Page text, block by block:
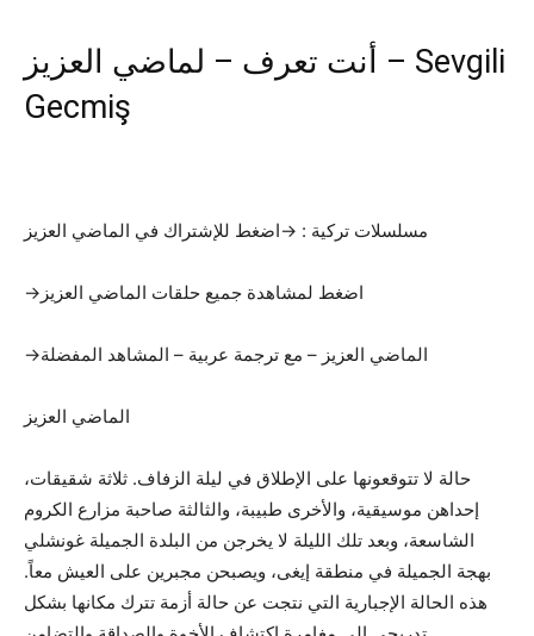
أنت تعرف – لماضي العزيز – Sevgili
Gecmiş
مسلسلات تركية : →اضغط للإشتراك في الماضي العزيز
→اضغط لمشاهدة جميع حلقات الماضي العزيز
→الماضي العزيز – مع ترجمة عربية – المشاهد المفضلة
الماضي العزيز
حالة لا تتوقعونها على الإطلاق في ليلة الزفاف. ثلاثة شقيقات،
إحداهن موسيقية، والأخرى طبيبة، والثالثة صاحبة مزارع الكروم
الشاسعة، وبعد تلك الليلة لا يخرجن من البلدة الجميلة غونشلي
بهجة الجميلة في منطقة إيغى، ويصبحن مجبرين على العيش معاً.
هذه الحالة الإجبارية التي نتجت عن حالة أزمة تترك مكانها بشكل